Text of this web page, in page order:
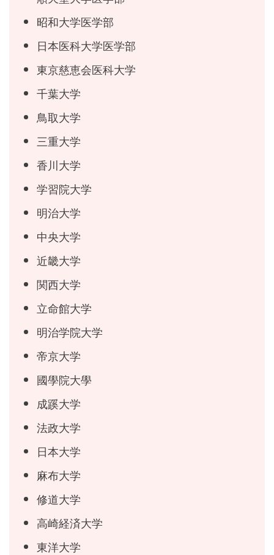
昭和大学医学部
日本医科大学医学部
東京慈恵会医科大学
千葉大学
鳥取大学
三重大学
香川大学
学習院大学
明治大学
中央大学
近畿大学
関西大学
立命館大学
明治学院大学
帝京大学
國學院大學
成蹊大学
法政大学
日本大学
麻布大学
修道大学
高崎経済大学
東洋大学